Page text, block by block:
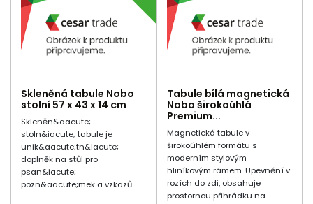
Skleněná tabule Nobo
stolní 57 x 43 x 14 cm
Skleněn&aacute;
stoln&iacute; tabule je
unik&aacute;tn&iacute;
doplněk na stůl pro
psan&iacute;
pozn&aacute;mek a vzkazů....
Tabule bílá magnetická
Nobo širokoúhlá
Premium...
Magnetická tabule v
širokoúhlém formátu s
moderním stylovým
hliníkovým rámem. Upevnění v
rozích do zdi, obsahuje
prostornou přihrádku na